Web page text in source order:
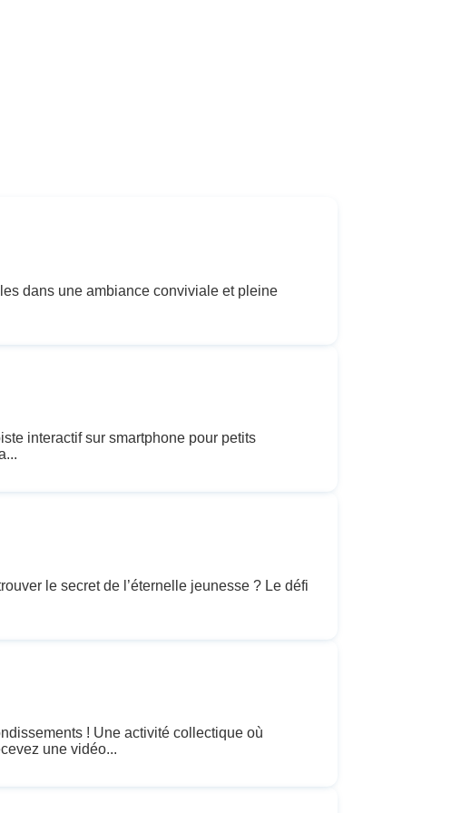
dans une ambiance conviviale et pleine
interactif sur smartphone pour petits
le secret de l’éternelle jeunesse ? Le défi
! Une activité collectique où
une vidéo...